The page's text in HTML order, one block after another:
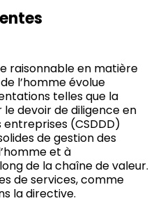
raisonnable en matière
l’homme évolue
telles que la
devoir de diligence en
(CSDDD)
de gestion des
et à
de la chaîne de valeur.
de services, comme
la directive.